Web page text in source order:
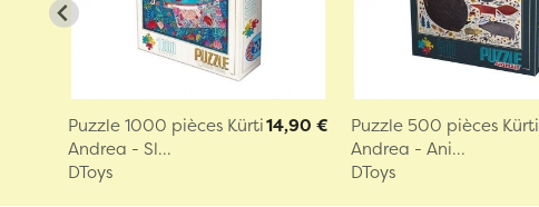
Puzzle 1000 pièces Kürti
Andrea - Sl...
DToys
14,90 €
Puzzle 500 pièces Kürti
Andrea - Ani...
DToys